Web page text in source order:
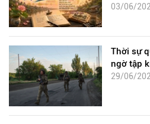
03/06/
Thời sự
ngờ tập
29/06/